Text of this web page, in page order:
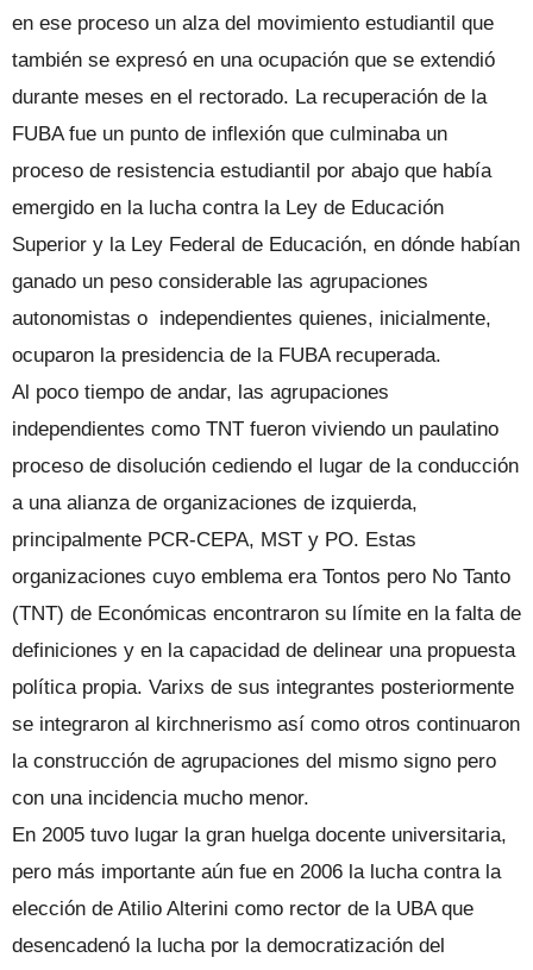
en ese proceso un alza del movimiento estudiantil que
también se expresó en una ocupación que se extendió
durante meses en el rectorado. La recuperación de la
FUBA fue un punto de inflexión que culminaba un
proceso de resistencia estudiantil por abajo que había
emergido en la lucha contra la Ley de Educación
Superior y la Ley Federal de Educación, en dónde habían
ganado un peso considerable las agrupaciones
autonomistas o independientes quienes, inicialmente,
ocuparon la presidencia de la FUBA recuperada.
Al poco tiempo de andar, las agrupaciones
independientes como TNT fueron viviendo un paulatino
proceso de disolución cediendo el lugar de la conducción
a una alianza de organizaciones de izquierda,
principalmente PCR-CEPA, MST y PO. Estas
organizaciones cuyo emblema era Tontos pero No Tanto
(TNT) de Económicas encontraron su límite en la falta de
definiciones y en la capacidad de delinear una propuesta
política propia. Varixs de sus integrantes posteriormente
se integraron al kirchnerismo así como otros continuaron
la construcción de agrupaciones del mismo signo pero
con una incidencia mucho menor.
En 2005 tuvo lugar la gran huelga docente universitaria,
pero más importante aún fue en 2006 la lucha contra la
elección de Atilio Alterini como rector de la UBA que
desencadenó la lucha por la democratización del